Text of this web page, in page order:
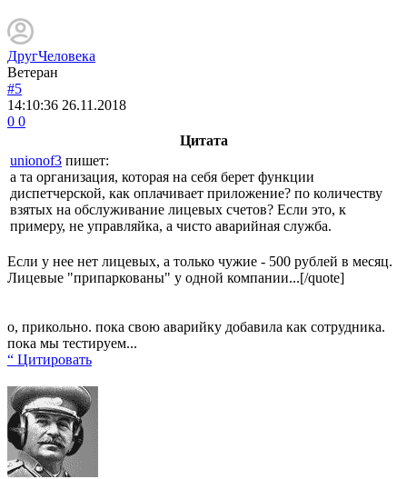
ДругЧеловека
Ветеран
#5
14:10:36 26.11.2018
0 0
Цитата
unionof3 пишет:
а та организация, которая на себя берет функции
диспетчерской, как оплачивает приложение? по количеству
взятых на обслуживание лицевых счетов? Если это, к
примеру, не управляйка, а чисто аварийная служба.
Если у нее нет лицевых, а только чужие - 500 рублей в месяц.
Лицевые "припаркованы" у одной компании...[/quote]
о, прикольно. пока свою аварийку добавила как сотрудника.
пока мы тестируем...
“ Цитировать